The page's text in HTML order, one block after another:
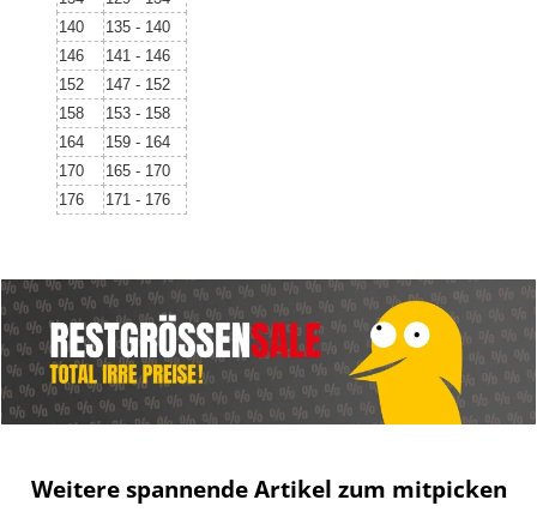
140
135 - 140
146
141 - 146
152
147 - 152
158
153 - 158
164
159 - 164
170
165 - 170
176
171 - 176
Weitere spannende Artikel zum mitpicken